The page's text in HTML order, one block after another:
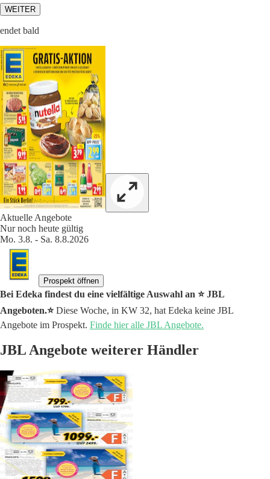
WEITER
endet bald
Aktuelle Angebote
Nur noch heute gültig
Mo. 3.8. - Sa. 8.8.2026
Prospekt öffnen
Bei Edeka findest du eine vielfältige Auswahl an ⭐️ JBL
Angeboten.⭐️Diese Woche, in KW 32, hat Edeka keine JBL
Angebote im Prospekt. Finde hier alle JBL Angebote.
JBL Angebote weiterer Händler